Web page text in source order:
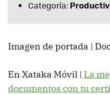
Categoría:
Imagen de portada |
En Xataka Móvil | La
documentos con tu